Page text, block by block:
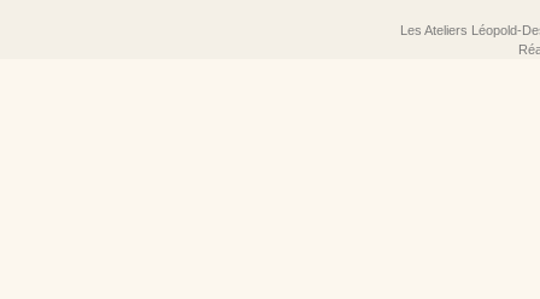
Les Ateliers Léopold-